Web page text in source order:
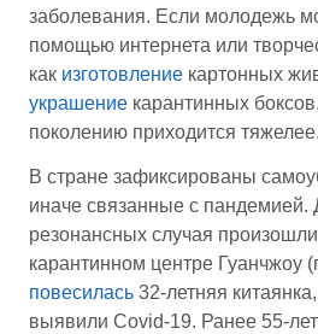
заболевания. Если молодежь
помощью интернета или
как изготовление картонных
украшение карантинных
поколению приходится тяжелее.
В стране зафиксированы
иначе связанные с пандемией.
резонансных случая
карантинном центре Гуанчжоу
повесилась 32-летняя
выявили Covid-19. Ранее 55-